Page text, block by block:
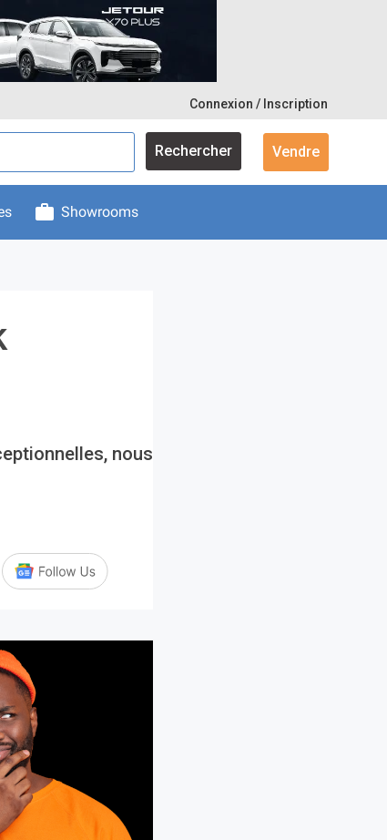
Connexion / Inscription
Rechercher Vendre
Showrooms
nous